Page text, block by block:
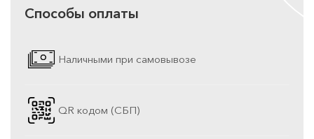
Способы оплаты
Наличными при самовывозе
QR кодом (СБП)